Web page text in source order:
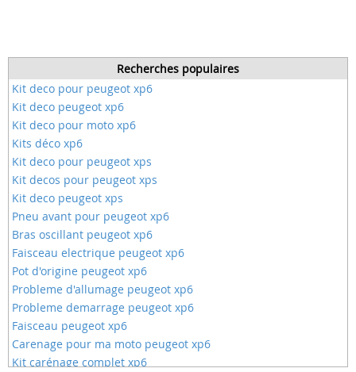
Recherches populaires
Kit deco pour peugeot xp6
Kit deco peugeot xp6
Kit deco pour moto xp6
Kits déco xp6
Kit deco pour peugeot xps
Kit decos pour peugeot xps
Kit deco peugeot xps
Pneu avant pour peugeot xp6
Bras oscillant peugeot xp6
Faisceau electrique peugeot xp6
Pot d'origine peugeot xp6
Probleme d'allumage peugeot xp6
Probleme demarrage peugeot xp6
Faisceau peugeot xp6
Carenage pour ma moto peugeot xp6
Kit carénage complet xp6